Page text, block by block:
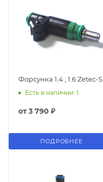
Форсунка 1.4 ; 1.6 Zetec-S
Есть в наличии: 1
от3 790 ₽
ПОДРОБНЕЕ